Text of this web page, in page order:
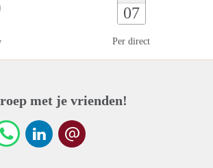
07
Per direct
met je vrienden!